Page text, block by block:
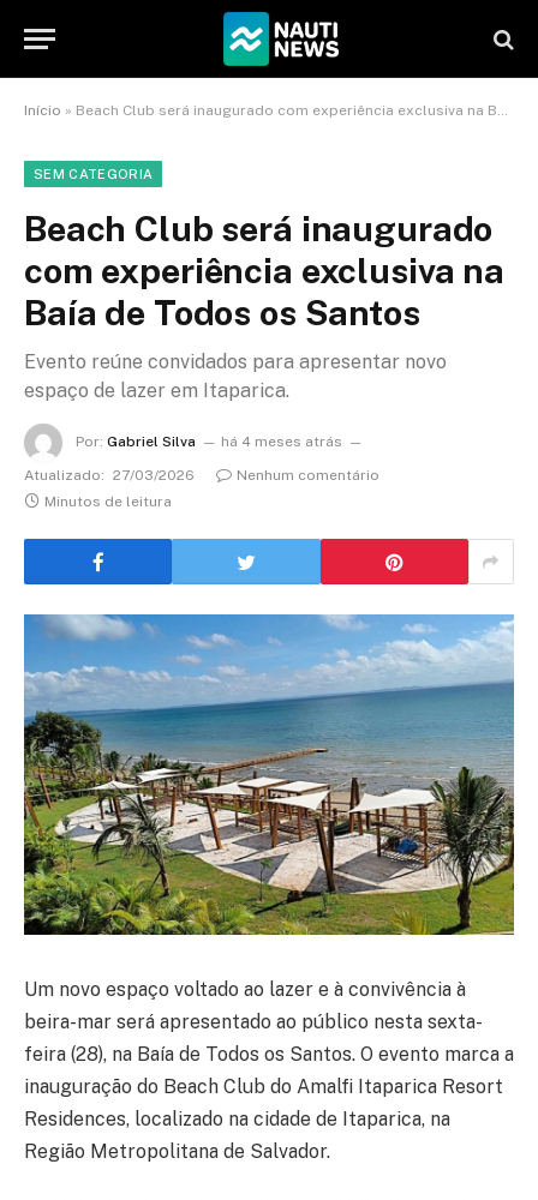
Início » Beach Club será inaugurado com experiência exclusiva na Baía de Todos os Santos
SEM CATEGORIA
Beach Club será inaugurado
com experiência exclusiva na
Baía de Todos os Santos
Evento reúne convidados para apresentar novo
espaço de lazer em Itaparica.
Por: Gabriel Silva
há 4 meses atrás
Atualizado: 27/03/2026
Nenhum comentário
Minutos de leitura
Um novo espaço voltado ao lazer e à convivência à
beira-mar será apresentado ao público nesta sexta-
feira (28), na Baía de Todos os Santos. O evento marca a
inauguração do Beach Club do Amalfi Itaparica Resort
Residences, localizado na cidade de Itaparica, na
Região Metropolitana de Salvador.